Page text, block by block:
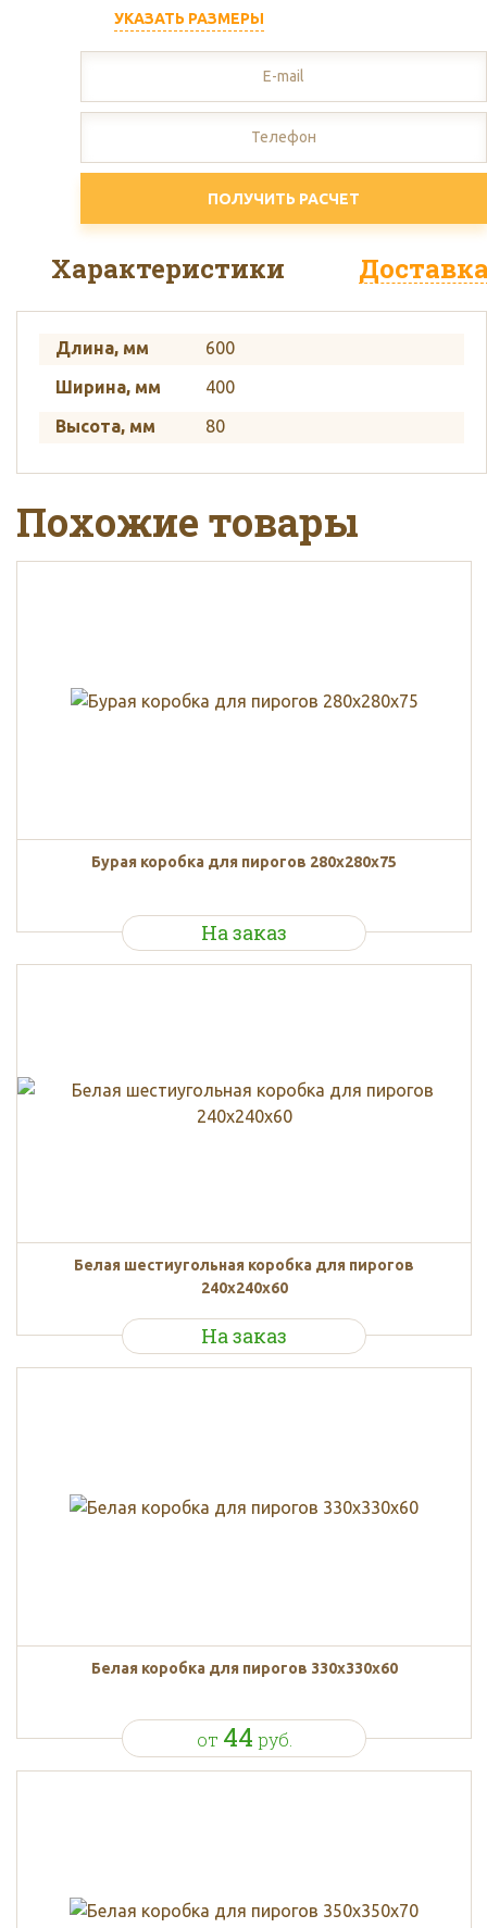
УКАЗАТЬ РАЗМЕРЫ
ПОЛУЧИТЬ РАСЧЕТ
Характеристики
Длина, мм
600
Ширина, мм
400
Высота, мм
80
Похожие товары
Бурая коробка для пирогов 280x280x75
На заказ
Белая шестиугольная коробка для пирогов
240x240x60
На заказ
Белая коробка для пирогов 330x330x60
от 44 руб.